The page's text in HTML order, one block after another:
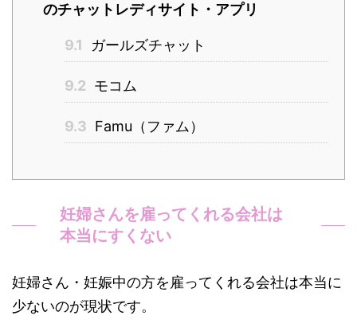
のチャットレディサイト・アプリ
9.1 ガールズチャット
9.2 モコム
9.3 Famu（ファム）
妊婦さんを雇ってくれる会社は
本当にすくない
妊婦さん・妊娠中の方を雇ってくれる会社は本当に
少ないのが現状です。